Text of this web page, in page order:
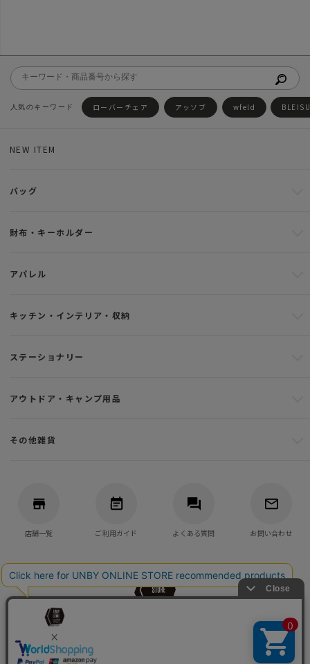
ローバーチェア アッソブ wfeld
NEW ITEM
バッグ
財布・キーホルダー
アパレル
キッチン・インテリア・収納
ステーショナリー
アウトドア・キャンプ用品
その他雑貨
店舗一覧 ご利用ガイド よくある質問 お問い合わせ